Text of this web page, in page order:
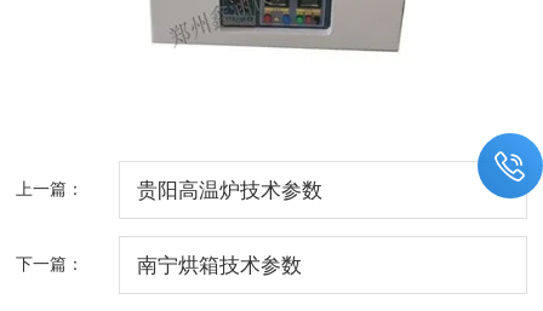
上一篇： 贵阳高温炉技术参数
下一篇： 南宁烘箱技术参数